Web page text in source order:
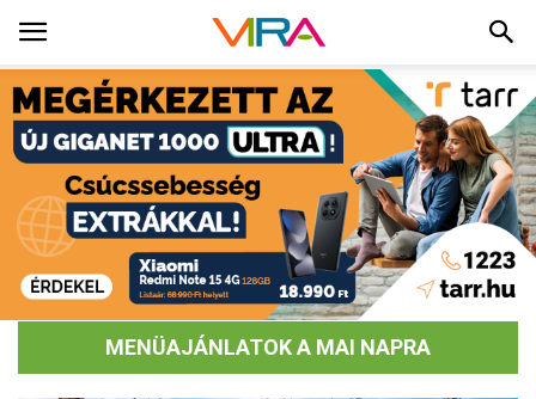
MENÜAJÁNLATOK A MAI NAPRA